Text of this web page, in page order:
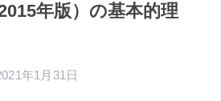
年版）の基本的理
年1月31日